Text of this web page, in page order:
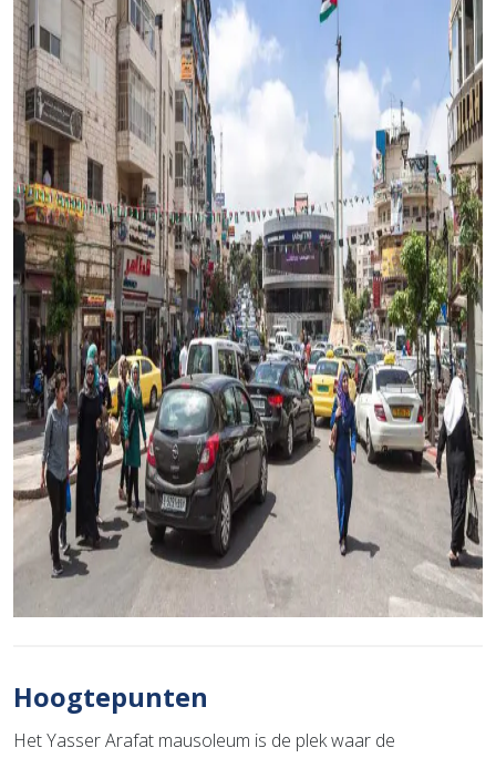
Hoogtepunten
Het Yasser Arafat mausoleum is de plek waar de